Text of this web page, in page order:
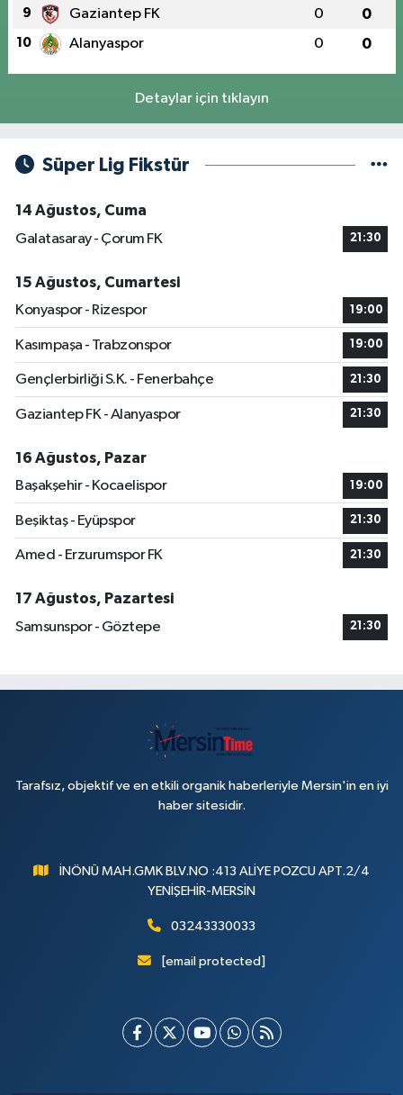
9 Gaziantep FK 0 0
10 Alanyaspor 0 0
Detaylar için tıklayın
Süper Lig Fikstür
14 Ağustos, Cuma
Galatasaray - Çorum FK
21:30
15 Ağustos, Cumartesi
Konyaspor - Rizespor
19:00
Kasımpaşa - Trabzonspor 19:00
Gençlerbirliği S.K. - Fenerbahçe 21:30
Gaziantep FK - Alanyaspor 21:30
16 Ağustos, Pazar
Başakşehir - Kocaelispor
19:00
Beşiktaş - Eyüpspor 21:30
Amed - Erzurumspor FK 21:30
17 Ağustos, Pazartesi
Samsunspor - Göztepe
21:30
Tarafsız, objektif ve en etkili organik haberleriyle Mersin'in en iyi
haber sitesidir.
İNÖNÜ MAH.GMK BLV.NO :413 ALİYE POZCU APT.2/4
YENİŞEHİR-MERSİN
03243330033
[email protected]